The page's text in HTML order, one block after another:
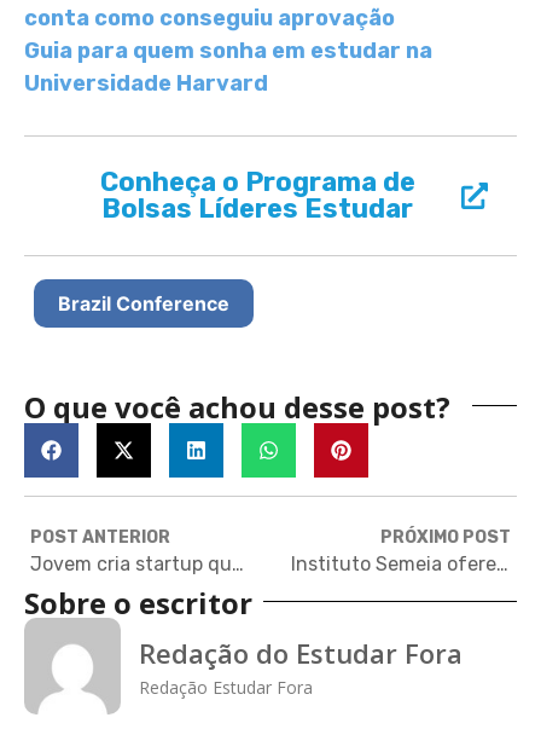
conta como conseguiu aprovação
Guia para quem sonha em estudar na
Universidade Harvard
Conheça o Programa de
Bolsas Líderes Estudar
Brazil Conference
O que você achou desse post?
POST ANTERIOR
Jovem cria startup que oferece videoaulas gratuitas de inglês
PRÓXIMO POST
Instituto Semeia oferece bolsa de estudo na Colorado State University
Sobre o escritor
Redação do Estudar Fora
Redação Estudar Fora